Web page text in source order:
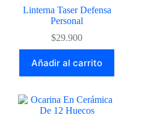
Linterna Taser Defensa
Personal
$29.900
Añadir al carrito